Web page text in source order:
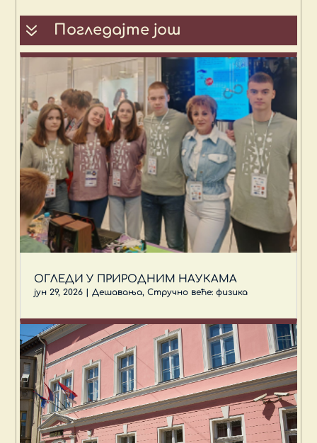
7 Погледајте још
ОГЛЕДИ У ПРИРОДНИМ НАУКАМА
јун 29, 2026 | Дешавања,Стручно веће: физика